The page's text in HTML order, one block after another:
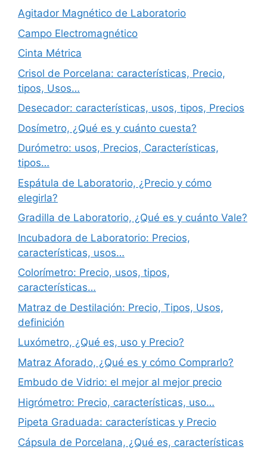
Agitador Magnético de Laboratorio
Campo Electromagnético
Cinta Métrica
Crisol de Porcelana: características, Precio,
tipos, Usos…
Desecador: características, usos, tipos, Precios
Dosímetro, ¿Qué es y cuánto cuesta?
Durómetro: usos, Precios, Características,
tipos…
Espátula de Laboratorio, ¿Precio y cómo
elegirla?
Gradilla de Laboratorio, ¿Qué es y cuánto Vale?
Incubadora de Laboratorio: Precios,
características, usos…
Colorímetro: Precio, usos, tipos,
características…
Matraz de Destilación: Precio, Tipos, Usos,
definición
Luxómetro, ¿Qué es, uso y Precio?
Matraz Aforado, ¿Qué es y cómo Comprarlo?
Embudo de Vidrio: el mejor al mejor precio
Higrómetro: Precio, características, uso…
Pipeta Graduada: características y Precio
Cápsula de Porcelana, ¿Qué es, características